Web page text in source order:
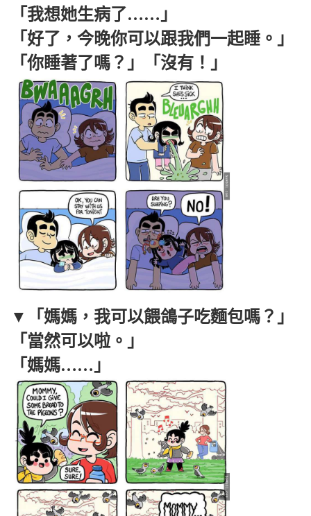
「我想她生病了……」
「好了，今晚你可以跟我們一起睡。」
「你睡著了嗎？」「沒有！」
▼「媽媽，我可以餵鴿子吃麵包嗎？」
「當然可以啦。」
「媽媽……」